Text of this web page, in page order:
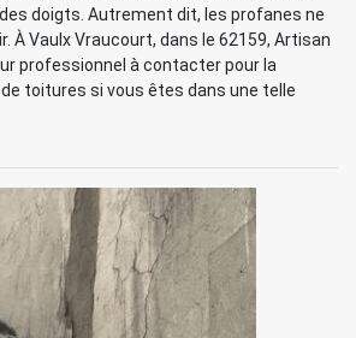
doigts. Autrement dit, les profanes ne
À Vaulx Vraucourt, dans le 62159, Artisan
professionnel à contacter pour la
toitures si vous êtes dans une telle